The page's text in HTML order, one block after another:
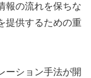
報の流れを保ちな
提供するための重
ーション手法が開